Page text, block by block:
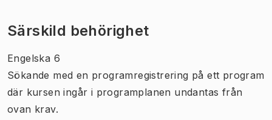
Särskild behörighet
Engelska 6
Sökande med en programregistrering på ett program
där kursen ingår i programplanen undantas från
ovan krav.